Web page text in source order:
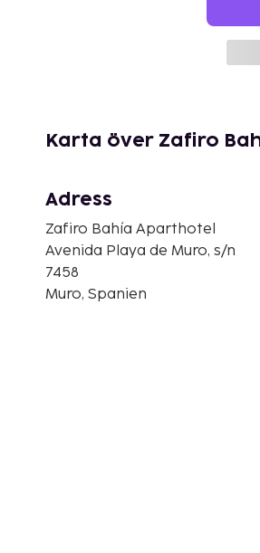
Karta över Zafiro
Adress
Zafiro Bahía Aparthotel
Avenida Playa de Muro, s/n
7458
Muro, Spanien